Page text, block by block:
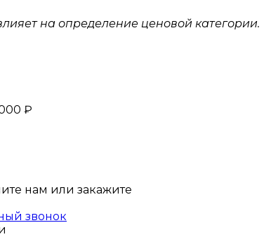
на определение ценовой категории.
₽
нам или закажите
звонок